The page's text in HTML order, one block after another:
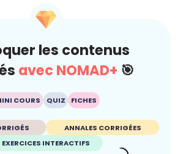
les contenus
avec NOMAD+ 🎯
COURS QUIZ FICHES
ANNALES CORRIGÉES
EXERCICES INTERACTIFS